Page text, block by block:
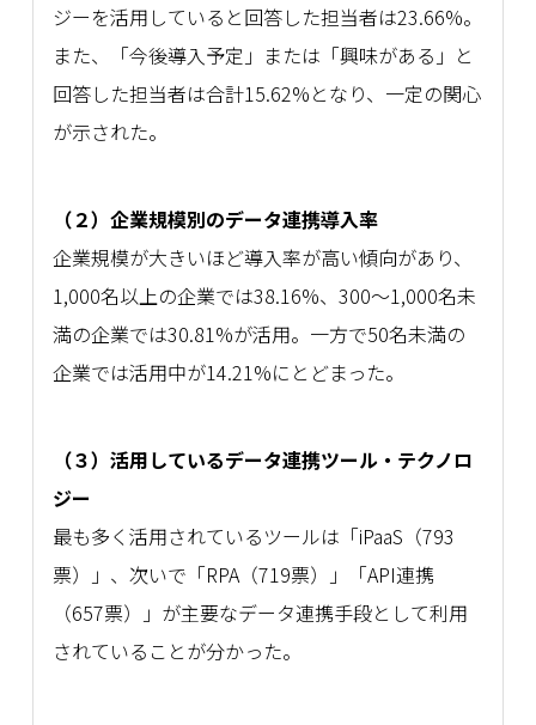
ジーを活用していると回答した担当者は23.66%。
また、「今後導入予定」または「興味がある」と
回答した担当者は合計15.62%となり、一定の関心
が示された。
（２）企業規模別のデータ連携導入率
企業規模が大きいほど導入率が高い傾向があり、
1,000名以上の企業では38.16%、300～1,000名未
満の企業では30.81%が活用。一方で50名未満の
企業では活用中が14.21%にとどまった。
（３）活用しているデータ連携ツール・テクノロ
ジー
最も多く活用されているツールは「iPaaS（793
票）」、次いで「RPA（719票）」「API連携
（657票）」が主要なデータ連携手段として利用
されていることが分かった。